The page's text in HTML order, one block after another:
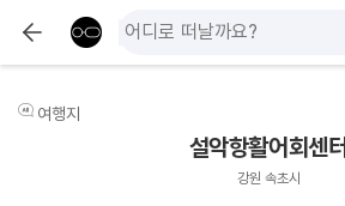
여행지
설악항활어회센터
강원 속초시